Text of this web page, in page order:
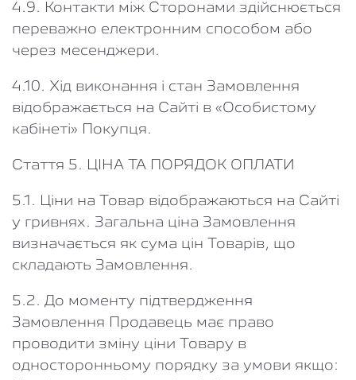
4.9. Контакти між Сторонами здійснюється
переважно електронним способом або
через месенджери.
4.10. Хід виконання і стан Замовлення
відображається на Сайті в «Особистому
кабінеті» Покупця.
Стаття 5. ЦІНА ТА ПОРЯДОК ОПЛАТИ
5.1. Ціни на Товар відображаються на Сайті
у гривнях. Загальна ціна Замовлення
визначається як сума цін Товарів, що
складають Замовлення.
5.2. До моменту підтвердження
Замовлення Продавець має право
проводити зміну ціни Товару в
односторонньому порядку за умови якщо: